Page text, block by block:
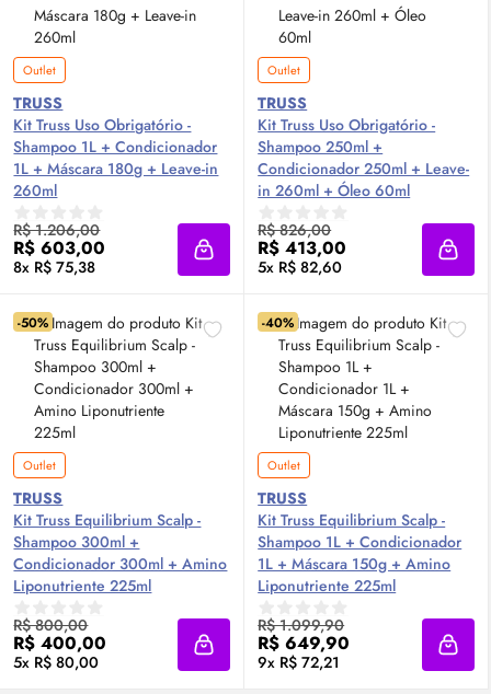
Outlet
TRUSS
Kit Truss Uso Obrigatório -
Shampoo 1L + Condicionador
1L + Máscara 180g + Leave-in
260ml
R$ 1.206,00
R$ 603,00
8x R$ 75,38 Adicionar à sacola
Outlet
TRUSS
Kit Truss Uso Obrigatório -
Shampoo 250ml +
Condicionador 250ml + Leave-
in 260ml + Óleo 60ml
R$ 826,00
R$ 413,00
5x R$ 82,60
-50%
Outlet
TRUSS
Kit Truss Equilibrium Scalp -
Shampoo 300ml +
Condicionador 300ml + Amino
Liponutriente 225ml
R$ 800,00
R$ 400,00
5x R$ 80,00 Adicionar à sacola
-40%
Outlet
TRUSS
Kit Truss Equilibrium Scalp -
Shampoo 1L + Condicionador
1L + Máscara 150g + Amino
Liponutriente 225ml
R$ 1.099,90
R$ 649,90
9x R$ 72,21